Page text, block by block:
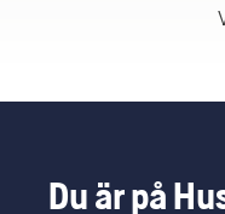
Du är på